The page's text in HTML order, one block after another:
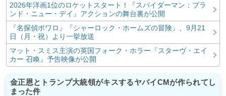
2026年洋画1位のロケットスタート！『スパイダーマン：ブラ
ンド・ニュー・デイ』アクションの舞台裏が公開
『名探偵ポワロ』『シャーロック・ホームズの冒険』、9月21
日（月・祝）より一挙放送
マット・スミス主演の英国フォーク・ホラー『スターヴ・エイ
カー 召喚』予告映像が公開
金正恩とトランプ大統領がキスするヤバイCMが作られてし
まった件